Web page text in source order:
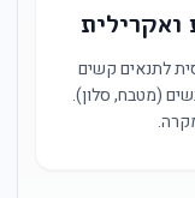
לתנאים קשים
(מטבח, סלון).